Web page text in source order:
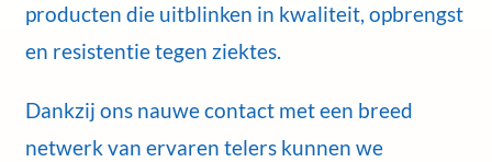
producten die uitblinken in kwaliteit, opbrengst
en resistentie tegen ziektes.
Dankzij ons nauwe contact met een breed
netwerk van ervaren telers kunnen we